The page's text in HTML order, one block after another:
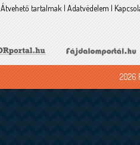
Átvehető tartalmak | Adatvédelem |
2026